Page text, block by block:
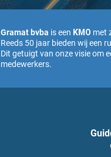
Gramat bvba is een KMO met
Reeds 50 jaar bieden wij een
Dit getuigt van onze visie om
medewerkers.